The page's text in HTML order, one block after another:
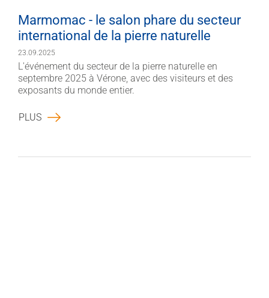
Marmomac - le salon phare du secteur
international de la pierre naturelle
23.09.2025
L'événement du secteur de la pierre naturelle en
septembre 2025 à Vérone, avec des visiteurs et des
exposants du monde entier.
PLUS